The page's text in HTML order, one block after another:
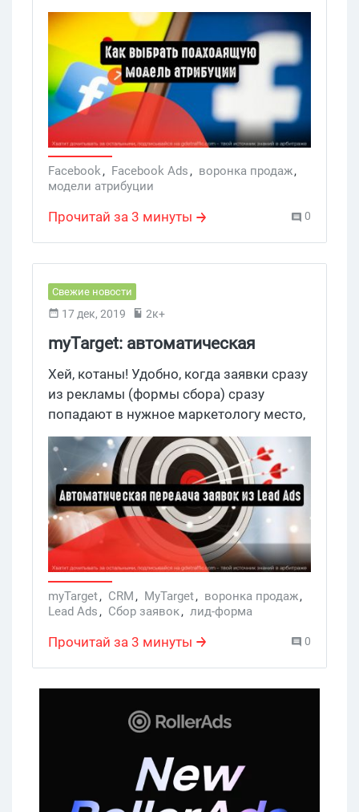
продаж, какие роли играют различные
каналы и точки взаимодействия. Эти
данные помогут исправить уязвимые
места, из-за которых проседает вся
кампания.
Facebook, Facebook Ads, воронка продаж,
модели атрибуции
Прочитай за 3 минуты 0
Свежие новости
17 дек, 2019 2к+
myTarget: автоматическая
передача заявок из Lead Ads
Хей, котаны! Удобно, когда заявки сразу
из рекламы (формы сбора) сразу
попадают в нужное маркетологу место,
будь то почта, рекламный кабинет или
любое другое место. Интеграция
myTarget и Webjack сделает возможным
передачу данных потенциальных
клиентов из форм прямиком в CRM.
myTarget, CRM, MyTarget, воронка продаж,
Lead Ads, Сбор заявок, лид-форма
Прочитай за 3 минуты 0